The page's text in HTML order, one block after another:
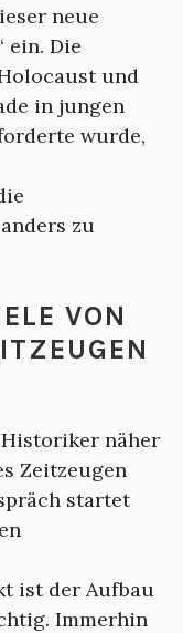
neue
ein. Die
und
in jungen
wurde,
zu
VON
näher
Zeitzeugen
startet
ist der Aufbau
Immerhin